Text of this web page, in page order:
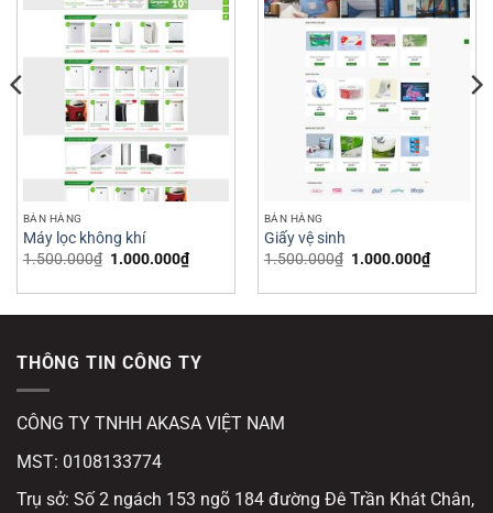
BÁN HÀNG
Máy lọc không khí
1.500.000₫ Giá
1.000.000₫Giá
hiện
1.000.000₫.
BÁN HÀNG
Giấy vệ sinh
1.500.000₫ Giá
1.000.000₫Giá
hiện
THÔNG TIN CÔNG TY
CÔNG TY TNHH AKASA VIỆT NAM
MST: 0108133774
Trụ sở: Số 2 ngách 153 ngõ 184 đường Đê Trần Khát Chân,